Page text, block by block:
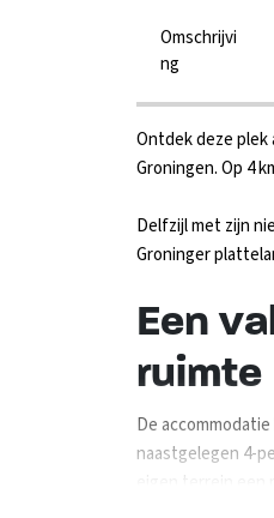
Omschrijvi
ng
Ontdek deze plek
Groningen. Op 4
Delfzijl met zijn
Groninger
Een
ruimte
De
naastgelegen 4-
eigen terrein
zitjes en een 12